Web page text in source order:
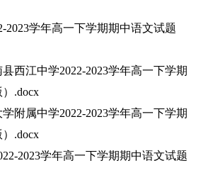
学年高一下学期期中语文试题
江中学2022-2023学年高一下学期
.docx
属中学2022-2023学年高一下学期
.docx
2023学年高一下学期期中语文试题